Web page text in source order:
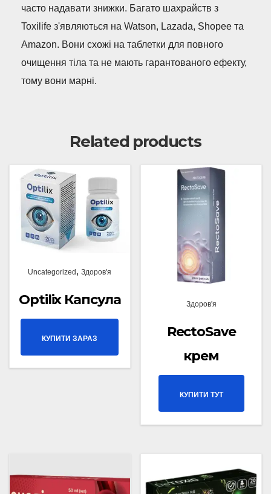
часто надавати знижки. Багато шахрайств з
Toxilife з'являються на Watson, Lazada, Shopee та
Amazon. Вони схожі на таблетки для повного
очищення тіла та не мають гарантованого ефекту,
тому вони марні.
Related products
Uncategorized ,Здоров'я
Optilix Капсула
КУПИТИ ЗАРАЗ
Здоров'я
RectoSave
крем
КУПИТИ ТУТ